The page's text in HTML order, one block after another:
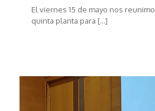
El viernes 15 de mayo nos
quinta planta para […]